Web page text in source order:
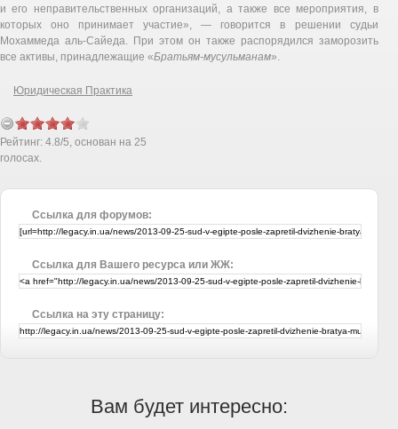
и его неправительственных организаций, а также все мероприятия, в
которых оно принимает участие», — говорится в решении судьи
Мохаммеда аль-Сайеда. При этом он также распорядился заморозить
все активы, принадлежащие «Братьям-мусульманам».
Юридическая Практика
Рейтинг: 4.8/5, основан на 25
голосах.
Ссылка для форумов:
Ссылка для Вашего ресурса или ЖЖ:
Ссылка на эту страницу:
Вам будет интересно: